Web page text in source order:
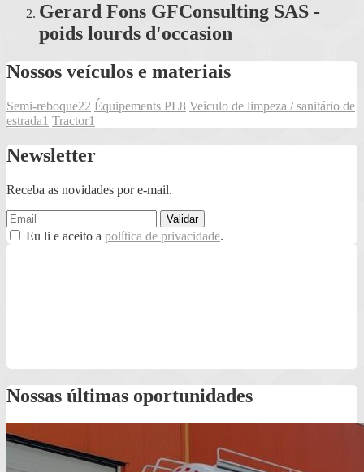
Gerard Fons GFConsulting SAS -
poids lourds d'occasion
Nossos veículos e materiais
Semi-reboque22 Équipements PL8 Veículo de limpeza / sanitário de
estrada1 Tractor1
Newsletter
Receba as novidades por e-mail.
Eu li e aceito a política de privacidade.
Nossas últimas oportunidades